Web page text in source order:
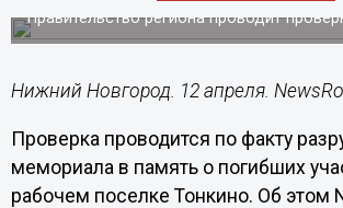
Правительство региона проводит
Нижний Новгород. 12 апреля.
Проверка проводится по факту
мемориала в память о погибших
рабочем поселке Тонкино. Об этом